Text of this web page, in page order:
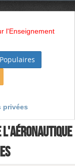
l'Enseignement
privées
L'AÉRONAUTIQUE